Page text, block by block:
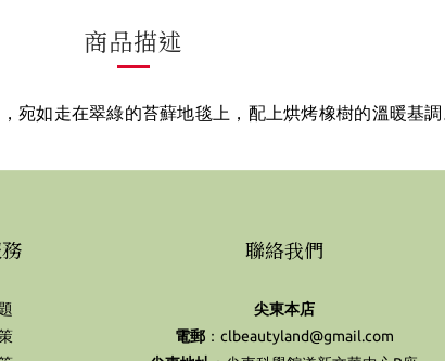
商品描述
如走在翠綠的苔蘚地毯上，配上烘烤橡樹的溫暖基調
聯絡我們
尖東本店
電郵：clbeautyland@gmail.com